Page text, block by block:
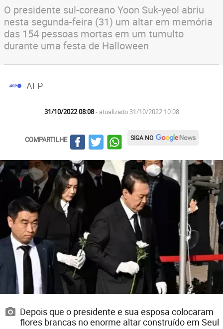
O presidente sul-coreano Yoon Suk-yeol abriu
nesta segunda-feira (31) um altar em memória
das 154 pessoas mortas em um tumulto
durante uma festa de Halloween
AFP
31/10/2022 08:08- atualizado 31/10/2022 10:08
COMPARTILHE SIGA NO
Depois que o presidente e sua esposa colocaram
flores brancas no enorme altar construído em Seul